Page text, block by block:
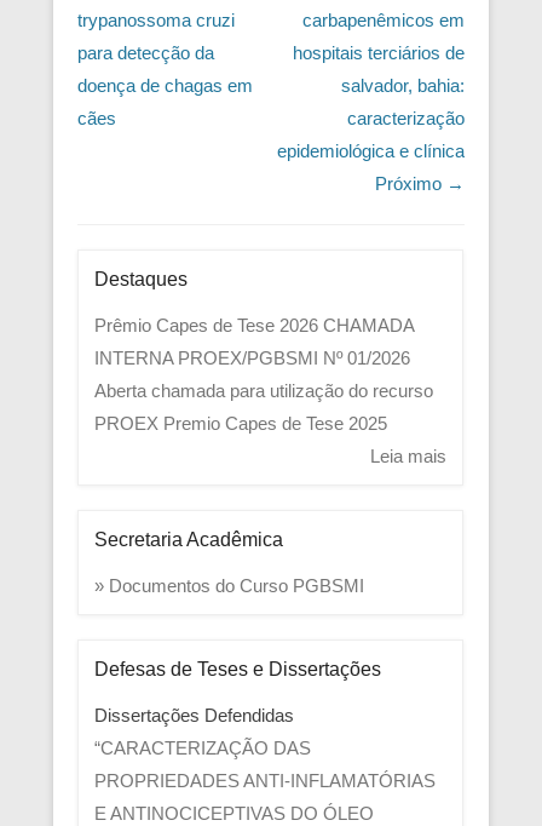
trypanossoma cruzi
para detecção da
doença de chagas em
cães
carbapenêmicos em
hospitais terciários de
salvador, bahia:
caracterização
epidemiológica e clínica
Próximo →
Destaques
Prêmio Capes de Tese 2026 CHAMADA
INTERNA PROEX/PGBSMI Nº 01/2026
Aberta chamada para utilização do recurso
PROEX Premio Capes de Tese 2025
Leia mais
Secretaria Acadêmica
» Documentos do Curso PGBSMI
Defesas de Teses e Dissertações
Dissertações Defendidas
“CARACTERIZAÇÃO DAS
PROPRIEDADES ANTI-INFLAMATÓRIAS
E ANTINOCICEPTIVAS DO ÓLEO